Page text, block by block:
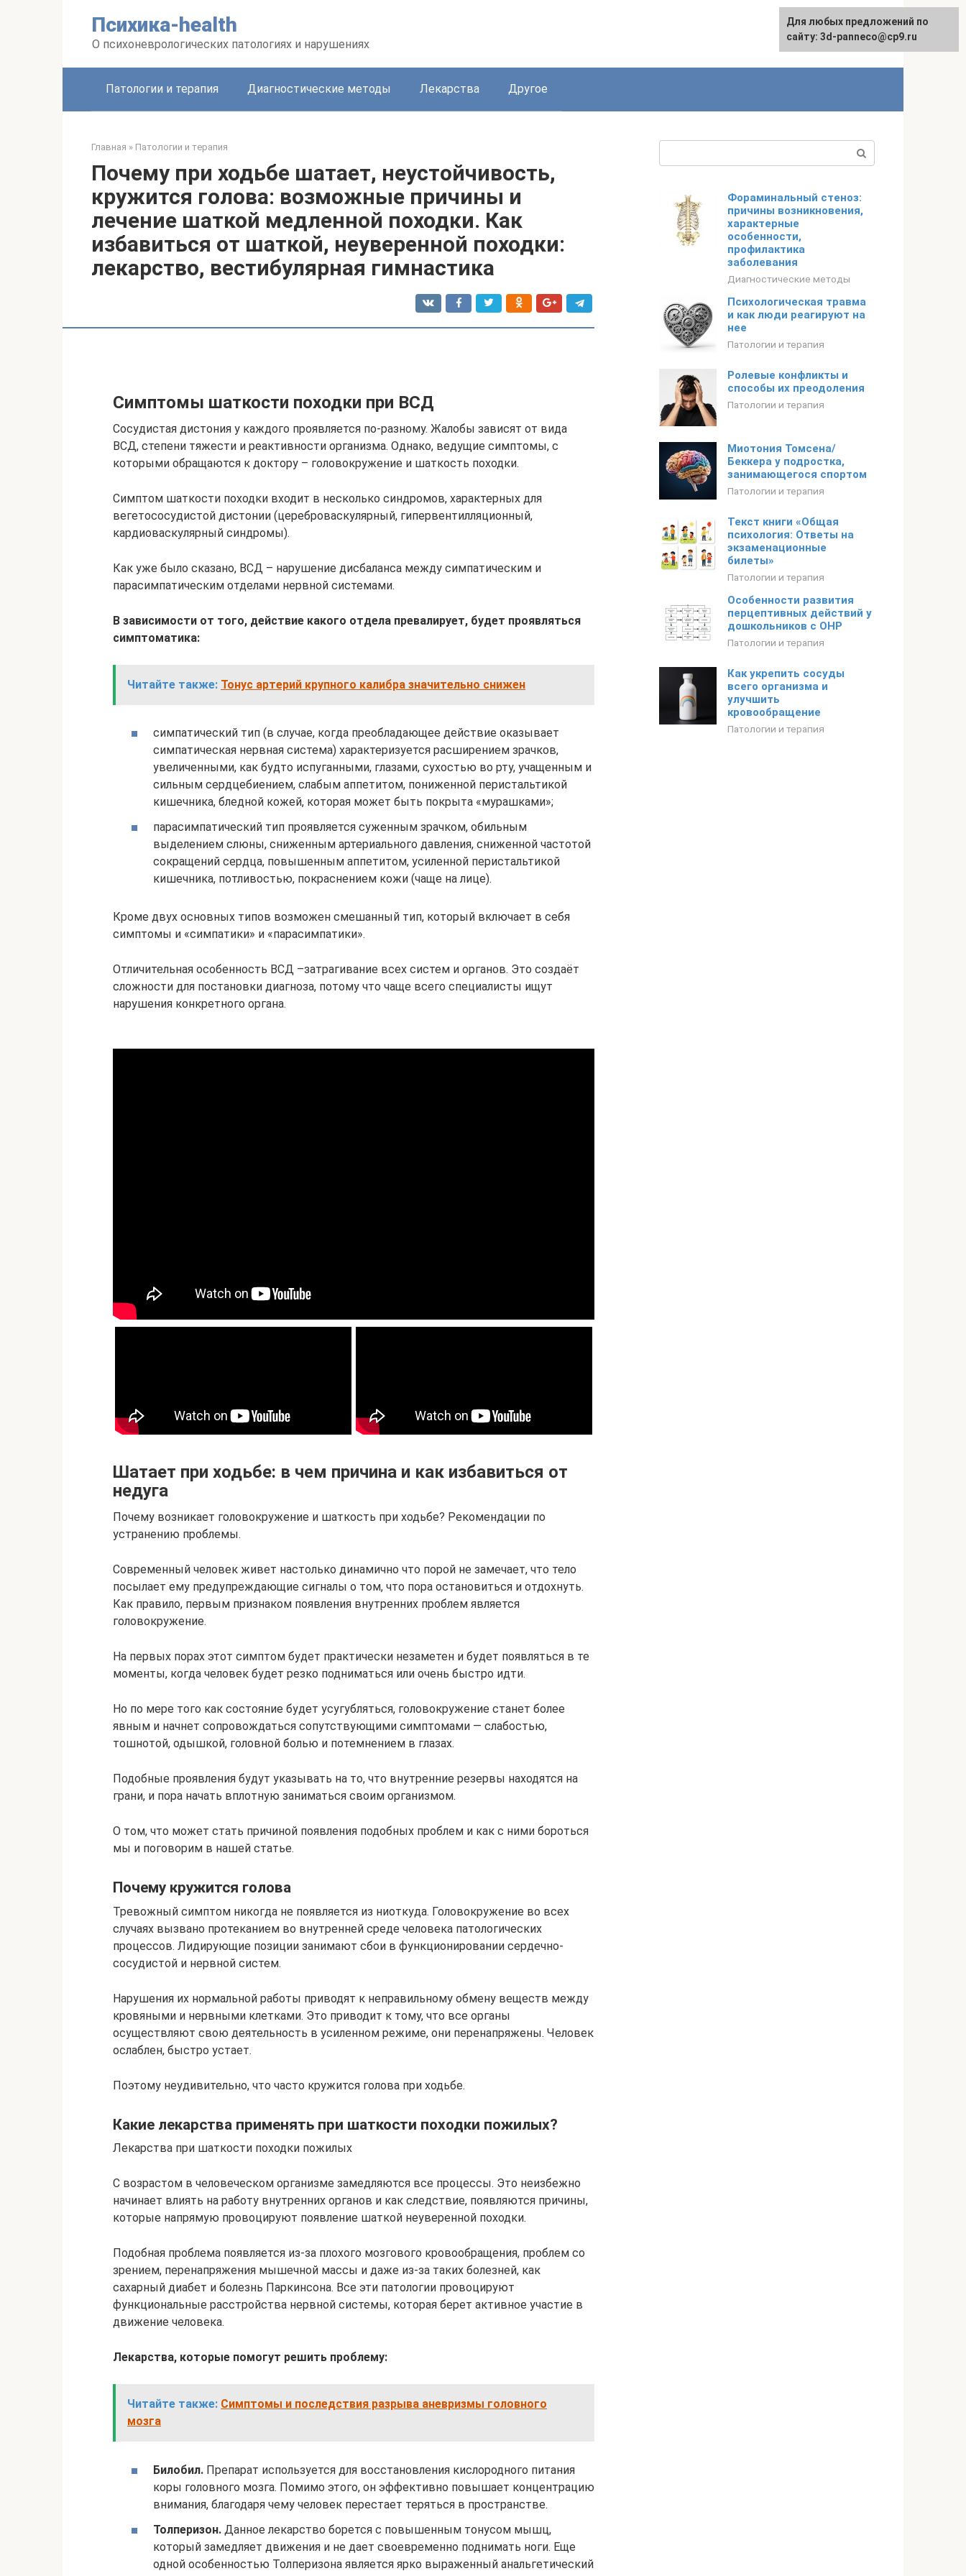
Психика-health
О психоневрологических патологиях и нарушениях
Патологии и терапия Диагностические методы Лекарства Другое
Главная » Патологии и терапия
Почему при ходьбе шатает, неустойчивость,
кружится голова: возможные причины и
лечение шаткой медленной походки. Как
избавиться от шаткой, неуверенной походки:
лекарство, вестибулярная гимнастика
Симптомы шаткости походки при ВСД
Сосудистая дистония у каждого проявляется по-разному. Жалобы зависят от вида
ВСД, степени тяжести и реактивности организма. Однако, ведущие симптомы, с
которыми обращаются к доктору – головокружение и шаткость походки.
Симптом шаткости походки входит в несколько синдромов, характерных для
вегетососудистой дистонии (цереброваскулярный, гипервентилляционный,
кардиоваскулярный синдромы).
Как уже было сказано, ВСД – нарушение дисбаланса между симпатическим и
парасимпатическим отделами нервной системами.
В зависимости от того, действие какого отдела превалирует, будет проявляться
симптоматика:
Читайте также: Тонус артерий крупного калибра значительно снижен
симпатический тип (в случае, когда преобладающее действие оказывает
симпатическая нервная система) характеризуется расширением зрачков,
увеличенными, как будто испуганными, глазами, сухостью во рту, учащенным и
сильным сердцебиением, слабым аппетитом, пониженной перистальтикой
кишечника, бледной кожей, которая может быть покрыта «мурашками»;
парасимпатический тип проявляется суженным зрачком, обильным
выделением слюны, сниженным артериального давления, сниженной частотой
сокращений сердца, повышенным аппетитом, усиленной перистальтикой
кишечника, потливостью, покраснением кожи (чаще на лице).
Кроме двух основных типов возможен смешанный тип, который включает в себя
симптомы и «симпатики» и «парасимпатики».
Отличительная особенность ВСД –затрагивание всех систем и органов. Это создаёт
сложности для постановки диагноза, потому что чаще всего специалисты ищут
нарушения конкретного органа.
Шатает при ходьбе: в чем причина и как избавиться от
недуга
Почему возникает головокружение и шаткость при ходьбе? Рекомендации по
устранению проблемы.
Современный человек живет настолько динамично что порой не замечает, что тело
посылает ему предупреждающие сигналы о том, что пора остановиться и отдохнуть.
Как правило, первым признаком появления внутренних проблем является
головокружение.
На первых порах этот симптом будет практически незаметен и будет появляться в те
моменты, когда человек будет резко подниматься или очень быстро идти.
Но по мере того как состояние будет усугубляться, головокружение станет более
явным и начнет сопровождаться сопутствующими симптомами — слабостью,
тошнотой, одышкой, головной болью и потемнением в глазах.
Подобные проявления будут указывать на то, что внутренние резервы находятся на
грани, и пора начать вплотную заниматься своим организмом.
О том, что может стать причиной появления подобных проблем и как с ними бороться
мы и поговорим в нашей статье.
Почему кружится голова
Тревожный симптом никогда не появляется из ниоткуда. Головокружение во всех
случаях вызвано протеканием во внутренней среде человека патологических
процессов. Лидирующие позиции занимают сбои в функционировании сердечно-
сосудистой и нервной систем.
Нарушения их нормальной работы приводят к неправильному обмену веществ между
кровяными и нервными клетками. Это приводит к тому, что все органы
осуществляют свою деятельность в усиленном режиме, они перенапряжены. Человек
ослаблен, быстро устает.
Поэтому неудивительно, что часто кружится голова при ходьбе.
Какие лекарства применять при шаткости походки пожилых?
Лекарства при шаткости походки пожилых
С возрастом в человеческом организме замедляются все процессы. Это неизбежно
начинает влиять на работу внутренних органов и как следствие, появляются причины,
которые напрямую провоцируют появление шаткой неуверенной походки.
Подобная проблема появляется из-за плохого мозгового кровообращения, проблем со
зрением, перенапряжения мышечной массы и даже из-за таких болезней, как
сахарный диабет и болезнь Паркинсона. Все эти патологии провоцируют
функциональные расстройства нервной системы, которая берет активное участие в
движение человека.
Лекарства, которые помогут решить проблему:
Читайте также: Симптомы и последствия разрыва аневризмы головного
мозга
Билобил. Препарат используется для восстановления кислородного питания
коры головного мозга. Помимо этого, он эффективно повышает концентрацию
внимания, благодаря чему человек перестает теряться в пространстве.
Толперизон. Данное лекарство борется с повышенным тонусом мышц,
который замедляет движения и не дает своевременно поднимать ноги. Еще
одной особенностью Толперизона является ярко выраженный анальгетический
Фораминальный стеноз:
причины возникновения,
характерные
особенности,
профилактика
заболевания
Диагностические методы
Психологическая травма
и как люди реагируют на
нее
Патологии и терапия
Ролевые конфликты и
способы их преодоления
Патологии и терапия
Миотония Томсена/
Беккера у подростка,
занимающегося спортом
Патологии и терапия
Текст книги «Общая
психология: Ответы на
экзаменационные
билеты»
Патологии и терапия
Особенности развития
перцептивных действий у
дошкольников с ОНР
Патологии и терапия
Как укрепить сосуды
всего организма и
улучшить
кровообращение
Патологии и терапия
Для любых предложений по
сайту: 3d-panneco@cp9.ru